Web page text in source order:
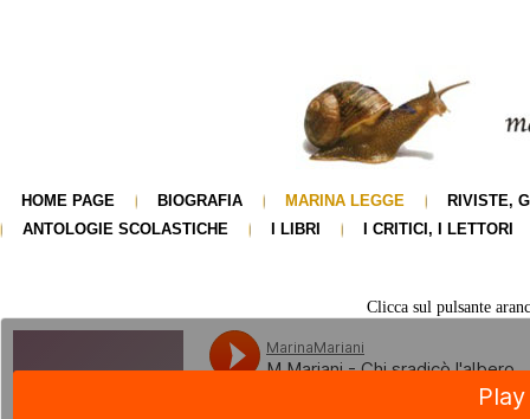
HOME PAGE BIOGRAFIA MARINA LEGGE
RIVISTE,
ANTOLOGIE SCOLASTICHE
I LIBRI I CRITICI, I LETTORI
Clicca sul pulsante